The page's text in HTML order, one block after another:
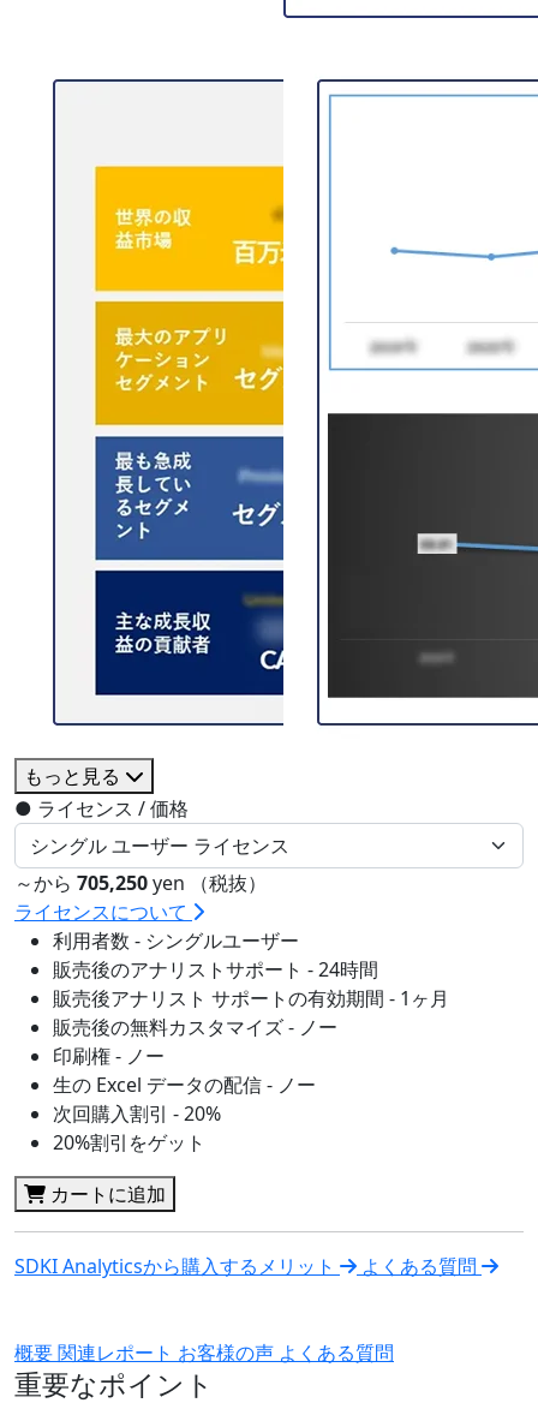
もっと見る
● ライセンス / 価格
～から 705,250yen （税抜）
ライセンスについて
利用者数 - シングルユーザー
販売後のアナリストサポート - 24時間
販売後アナリスト サポートの有効期間 - 1ヶ月
販売後の無料カスタマイズ - ノー
印刷権 - ノー
生の Excel データの配信 - ノー
次回購入割引 - 20%
20%割引をゲット
カートに追加
SDKI Analyticsから購入するメリット よくある質問
概要関連レポート お客様の声 よくある質問
重要なポイント